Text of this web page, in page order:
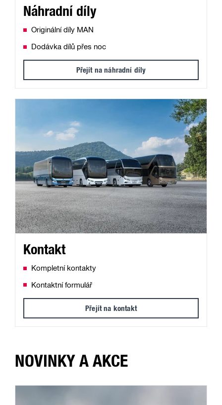
Náhradní díly
Originální díly MAN
Dodávka dílů přes noc
Přejít na náhradní díly
Kontakt
Kompletní kontakty
Kontaktní formulář
Přejít na kontakt
NOVINKY A AKCE